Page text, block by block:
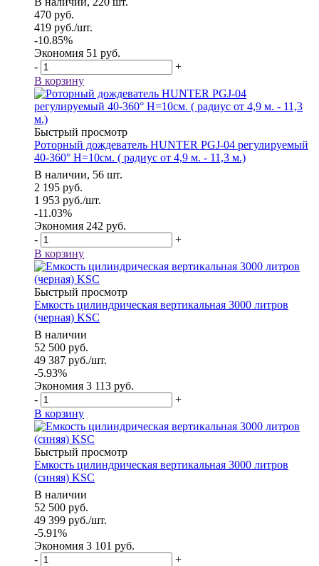
470 руб.
419 руб./шт.
-10.85%
Экономия 51 руб.
-
+
В корзину
Быстрый просмотр
Роторный дождеватель HUNTER PGJ-04 регулируемый
40-360° Н=10см. ( радиус от 4,9 м. - 11,3 м.)
В наличии, 56 шт.
2 195 руб.
1 953 руб./шт.
-11.03%
Экономия 242 руб.
-
+
В корзину
Быстрый просмотр
Емкость цилиндрическая вертикальная 3000 литров
(черная) KSC
В наличии
52 500 руб.
49 387 руб./шт.
-5.93%
Экономия 3 113 руб.
-
+
В корзину
Быстрый просмотр
Емкость цилиндрическая вертикальная 3000 литров
(синяя) KSC
В наличии
52 500 руб.
49 399 руб./шт.
-5.91%
Экономия 3 101 руб.
-
+